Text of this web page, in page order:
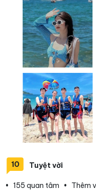
10 Tuyệt vời
• 155 quan tâm • Thêm